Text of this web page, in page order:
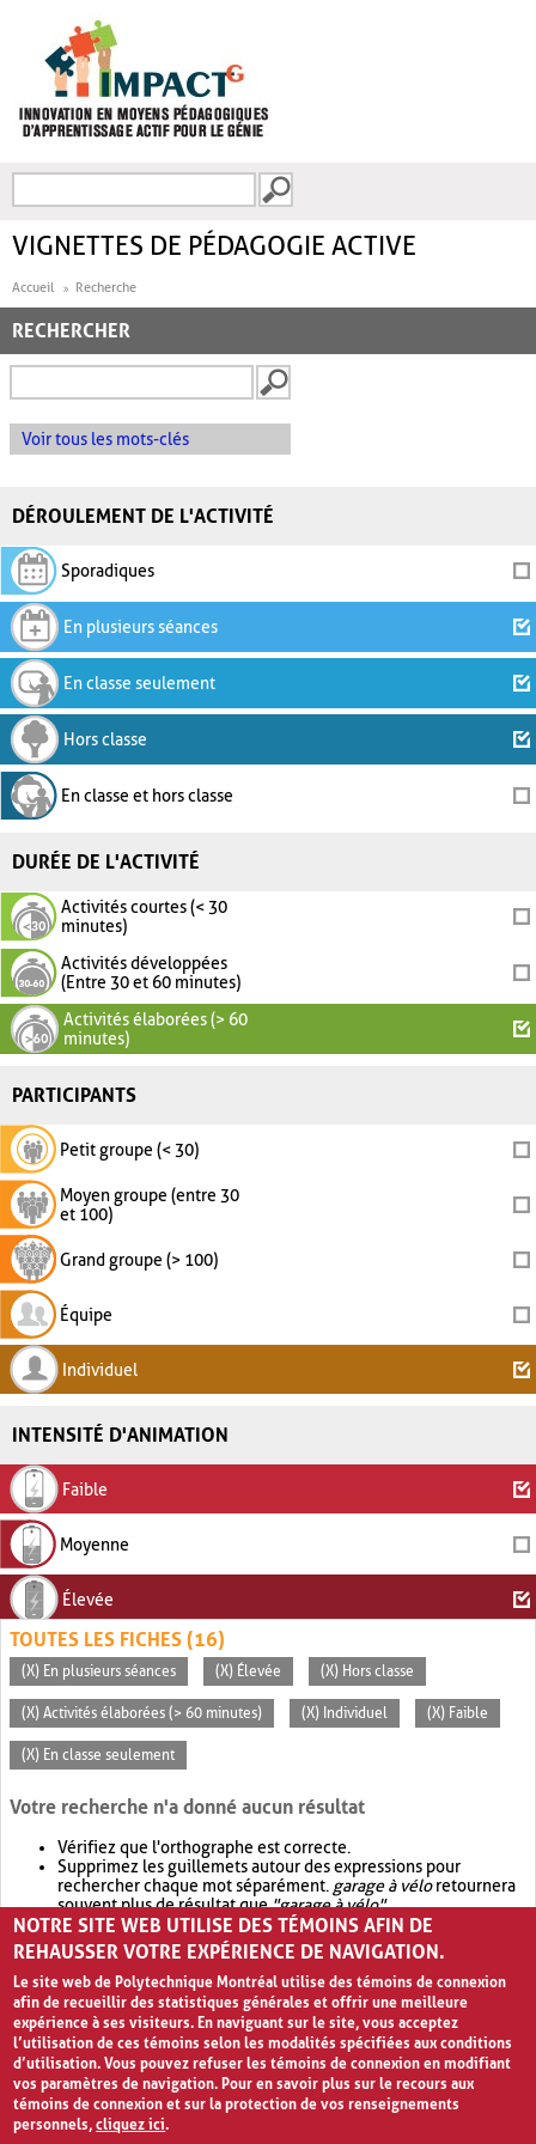
FORMULAIRE DE
VIGNETTES DE PÉDAGOGIE ACTIVE
Accueil Recherche
RECHERCHER
Voir tous les mots-clés
DÉROULEMENT DE L'ACTIVITÉ
Sporadiques
En plusieurs séances
En classe seulement
Hors classe
En classe et hors classe
DURÉE DE L'ACTIVITÉ
Activités courtes (< 30
minutes)
Activités développées
(Entre 30 et 60 minutes)
Activités élaborées (> 60
minutes)
PARTICIPANTS
Petit groupe (< 30)
Moyen groupe (entre 30
et 100)
Grand groupe (> 100)
Équipe
Individuel
INTENSITÉ D'ANIMATION
Faible
Moyenne
Élevée
TOUTES LES FICHES (16)
(X) En plusieurs séances (X) Élevée (X) Hors classe
(X) Activités élaborées (> 60 minutes) (X) Individuel (X) Faible
(X) En classe seulement
Votre recherche n'a donné aucun résultat
Vérifiez que l'orthographe est correcte.
Supprimez les guillemets autour des expressions pour
rechercher chaque mot séparément. garage à véloretournera
souvent plus de résultat que"garage à vélo".
Envisagez d'élargir votre recherche avec OR.garage OR vélo
retournera souvent plus de résultat quegarage à vélo
NOTRE SITE WEB UTILISE DES TÉMOINS AFIN DE
REHAUSSER VOTRE EXPÉRIENCE DE NAVIGATION.
Le site web de Polytechnique Montréal utilise des témoins de connexion
afin de recueillir des statistiques générales et offrir une meilleure
expérience à ses visiteurs. En naviguant sur le site, vous acceptez
l’utilisation de ces témoins selon les modalités spécifiées aux conditions
d’utilisation. Vous pouvez refuser les témoins de connexion en modifiant
vos paramètres de navigation. Pour en savoir plus sur le recours aux
témoins de connexion et sur la protection de vos renseignements
personnels,cliquez ici.